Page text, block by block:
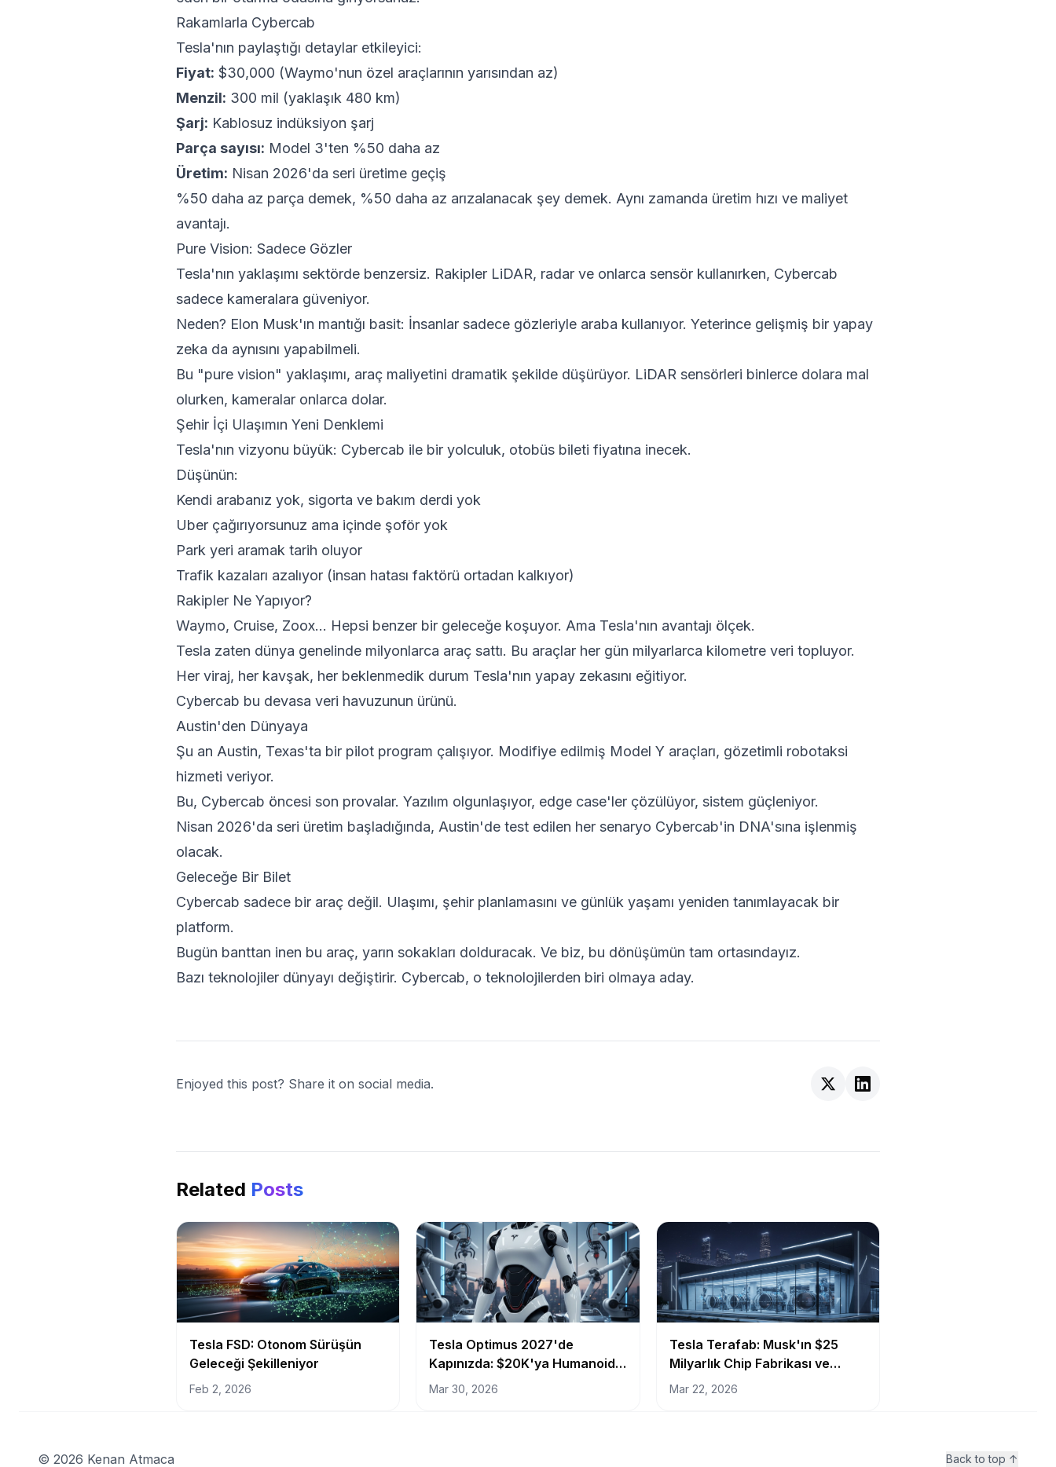
Rakamlarla Cybercab
Tesla'nın paylaştığı detaylar etkileyici:
Fiyat: $30,000 (Waymo'nun özel araçlarının yarısından az)
Menzil: 300 mil (yaklaşık 480 km)
Şarj: Kablosuz indüksiyon şarj
Parça sayısı: Model 3'ten %50 daha az
Üretim: Nisan 2026'da seri üretime geçiş
%50 daha az parça demek, %50 daha az arızalanacak şey demek. Aynı zamanda üretim hızı ve maliyet
avantajı.
Pure Vision: Sadece Gözler
Tesla'nın yaklaşımı sektörde benzersiz. Rakipler LiDAR, radar ve onlarca sensör kullanırken, Cybercab
sadece kameralara güveniyor.
Neden? Elon Musk'ın mantığı basit: İnsanlar sadece gözleriyle araba kullanıyor. Yeterince gelişmiş bir yapay
zeka da aynısını yapabilmeli.
Bu "pure vision" yaklaşımı, araç maliyetini dramatik şekilde düşürüyor. LiDAR sensörleri binlerce dolara mal
olurken, kameralar onlarca dolar.
Şehir İçi Ulaşımın Yeni Denklemi
Tesla'nın vizyonu büyük: Cybercab ile bir yolculuk, otobüs bileti fiyatına inecek.
Düşünün:
Kendi arabanız yok, sigorta ve bakım derdi yok
Uber çağırıyorsunuz ama içinde şoför yok
Park yeri aramak tarih oluyor
Trafik kazaları azalıyor (insan hatası faktörü ortadan kalkıyor)
Rakipler Ne Yapıyor?
Waymo, Cruise, Zoox... Hepsi benzer bir geleceğe koşuyor. Ama Tesla'nın avantajı ölçek.
Tesla zaten dünya genelinde milyonlarca araç sattı. Bu araçlar her gün milyarlarca kilometre veri topluyor.
Her viraj, her kavşak, her beklenmedik durum Tesla'nın yapay zekasını eğitiyor.
Cybercab bu devasa veri havuzunun ürünü.
Austin'den Dünyaya
Şu an Austin, Texas'ta bir pilot program çalışıyor. Modifiye edilmiş Model Y araçları, gözetimli robotaksi
hizmeti veriyor.
Bu, Cybercab öncesi son provalar. Yazılım olgunlaşıyor, edge case'ler çözülüyor, sistem güçleniyor.
Nisan 2026'da seri üretim başladığında, Austin'de test edilen her senaryo Cybercab'in DNA'sına işlenmiş
olacak.
Geleceğe Bir Bilet
Cybercab sadece bir araç değil. Ulaşımı, şehir planlamasını ve günlük yaşamı yeniden tanımlayacak bir
platform.
Bugün banttan inen bu araç, yarın sokakları dolduracak. Ve biz, bu dönüşümün tam ortasındayız.
Bazı teknolojiler dünyayı değiştirir. Cybercab, o teknolojilerden biri olmaya aday.
Enjoyed this post? Share it on social media.
Related Posts
Tesla FSD: Otonom Sürüşün
Geleceği Şekilleniyor
Feb 2, 2026
Tesla Optimus 2027'de
Kapınızda: $20K'ya Humanoid
Robot Gerçekçi mi?
Mar 30, 2026
Tesla Terafab: Musk'ın $25
Milyarlık Chip Fabrikası ve
Otonom Geleceğin Anahtarı
Mar 22, 2026
© 2026 Kenan Atmaca Back to top ↑